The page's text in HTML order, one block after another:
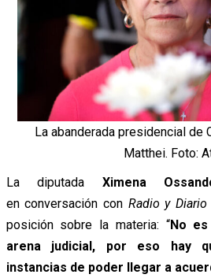
La abanderada presidencial de
Matthei. Foto:
La diputada Ximena
en conversación con Radio y
posición sobre la materia: “No
arena judicial, por eso hay
instancias de poder llegar a